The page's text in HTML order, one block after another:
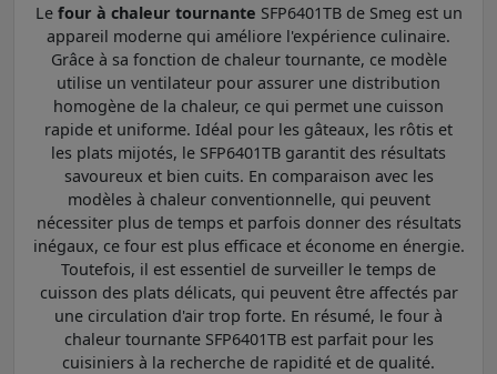
Le four à chaleur tournante SFP6401TB de Smeg est un
appareil moderne qui améliore l'expérience culinaire.
Grâce à sa fonction de chaleur tournante, ce modèle
utilise un ventilateur pour assurer une distribution
homogène de la chaleur, ce qui permet une cuisson
rapide et uniforme. Idéal pour les gâteaux, les rôtis et
les plats mijotés, le SFP6401TB garantit des résultats
savoureux et bien cuits. En comparaison avec les
modèles à chaleur conventionnelle, qui peuvent
nécessiter plus de temps et parfois donner des résultats
inégaux, ce four est plus efficace et économe en énergie.
Toutefois, il est essentiel de surveiller le temps de
cuisson des plats délicats, qui peuvent être affectés par
une circulation d'air trop forte. En résumé, le four à
chaleur tournante SFP6401TB est parfait pour les
cuisiniers à la recherche de rapidité et de qualité.